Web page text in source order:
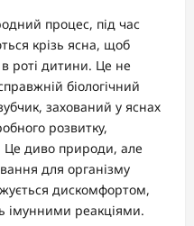
процес, під час
крізь ясна, щоб
роті дитини. Це не
біологічний
захований у яснах
розвитку,
Це диво природи, але
для організму
дискомфортом,
імунними реакціями.